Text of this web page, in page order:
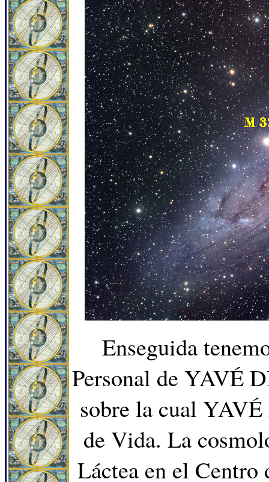
Enseguida
Personal de YAVÉ
sobre la cual
de Vida. La
Láctea en el Centro